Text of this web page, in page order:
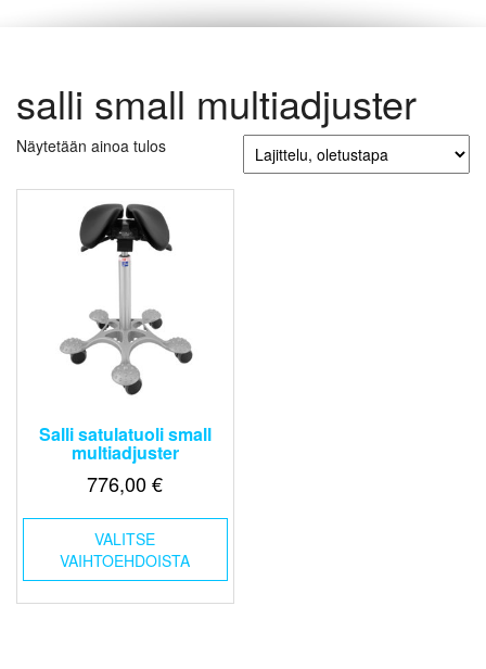
salli small multiadjuster
Näytetään ainoa tulos
Salli satulatuoli small
multiadjuster
776,00€
VALITSE
VAIHTOEHDOISTA
Tällä
useampi
muunnelma.